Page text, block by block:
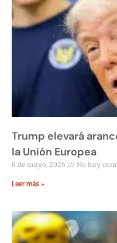
Trump elevará
la Unión Europea
6 de mayo, 2026 No hay
Leer más »